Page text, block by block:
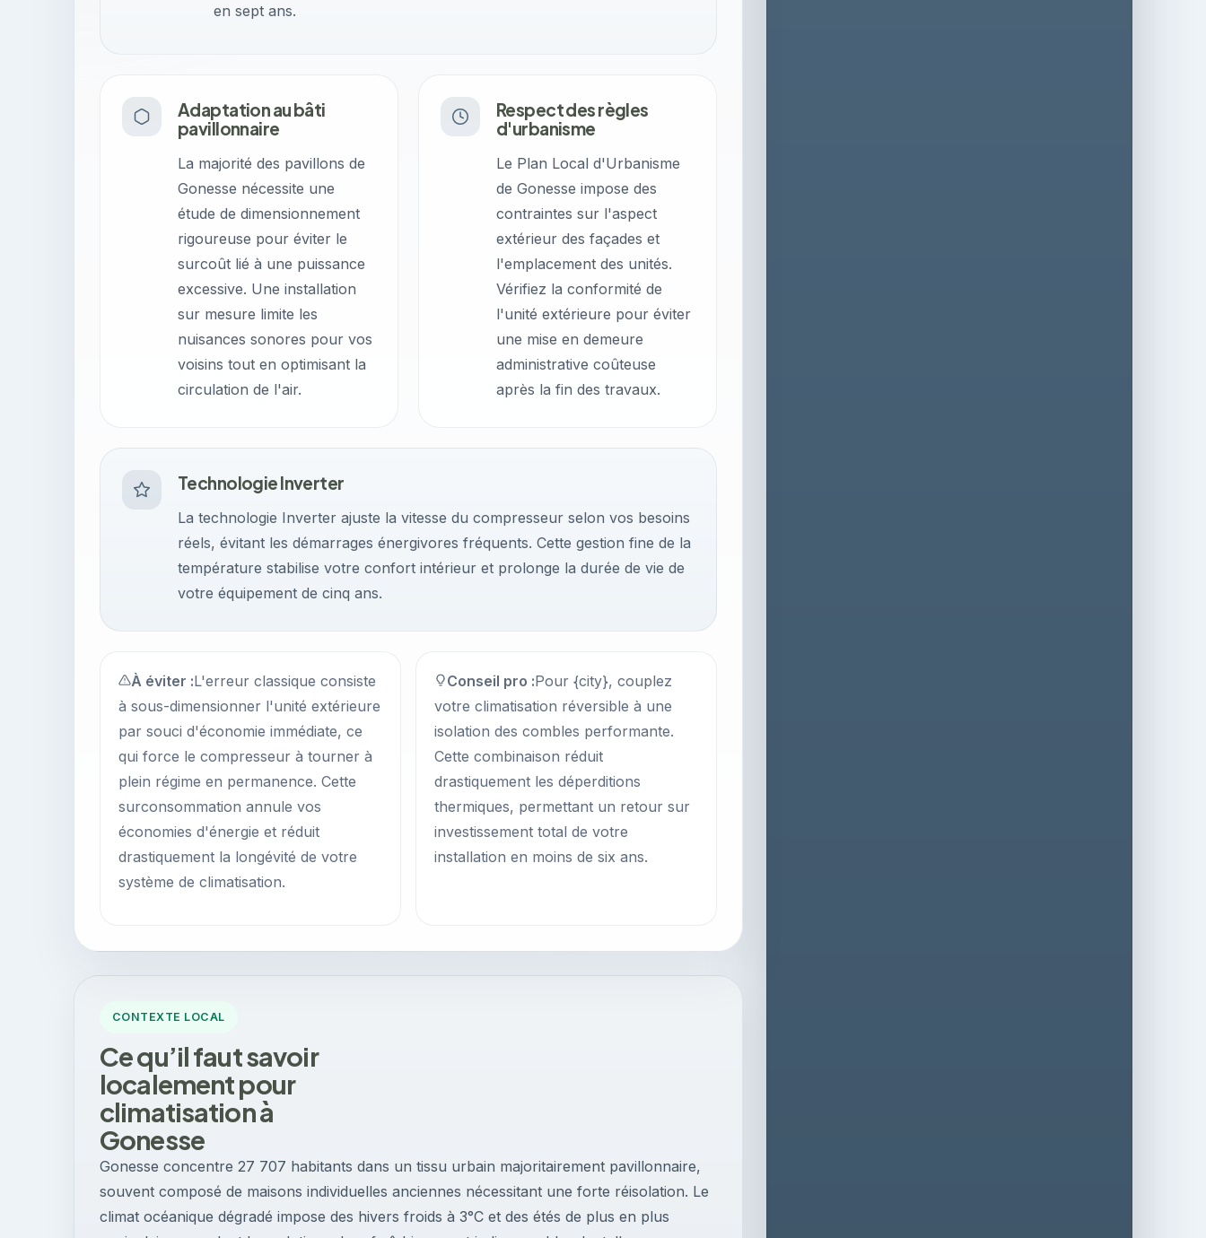
CONTEXTE LOCAL
Ce qu’il faut savoir
localement pour
climatisation à
Gonesse
Gonesse concentre 27 707 habitants dans un tissu urbain majoritairement pavillonnaire,
souvent composé de maisons individuelles anciennes nécessitant une forte réisolation. Le
climat océanique dégradé impose des hivers froids à 3°C et des étés de plus en plus
en sept ans.
Adaptation au bâti
pavillonnaire
La majorité des pavillons de
Gonesse nécessite une
étude de dimensionnement
rigoureuse pour éviter le
surcoût lié à une puissance
excessive. Une installation
sur mesure limite les
nuisances sonores pour vos
voisins tout en optimisant la
circulation de l'air.
Respect des règles
d'urbanisme
Le Plan Local d'Urbanisme
de Gonesse impose des
contraintes sur l'aspect
extérieur des façades et
l'emplacement des unités.
Vérifiez la conformité de
l'unité extérieure pour éviter
une mise en demeure
administrative coûteuse
après la fin des travaux.
Technologie Inverter
La technologie Inverter ajuste la vitesse du compresseur selon vos besoins
réels, évitant les démarrages énergivores fréquents. Cette gestion fine de la
température stabilise votre confort intérieur et prolonge la durée de vie de
votre équipement de cinq ans.
À éviter :L'erreur classique consiste
à sous-dimensionner l'unité extérieure
par souci d'économie immédiate, ce
qui force le compresseur à tourner à
plein régime en permanence. Cette
surconsommation annule vos
économies d'énergie et réduit
drastiquement la longévité de votre
système de climatisation.
Conseil pro :Pour {city}, couplez
votre climatisation réversible à une
isolation des combles performante.
Cette combinaison réduit
drastiquement les déperditions
thermiques, permettant un retour sur
investissement total de votre
installation en moins de six ans.